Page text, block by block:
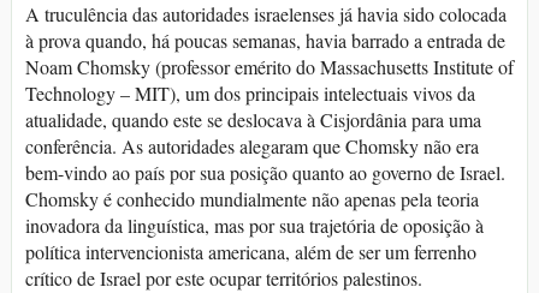
A truculência das autoridades israelenses já havia sido colocada
à prova quando, há poucas semanas, havia barrado a entrada de
Noam Chomsky (professor emérito do Massachusetts Institute of
Technology – MIT), um dos principais intelectuais vivos da
atualidade, quando este se deslocava à Cisjordânia para uma
conferência. As autoridades alegaram que Chomsky não era
bem-vindo ao país por sua posição quanto ao governo de Israel.
Chomsky é conhecido mundialmente não apenas pela teoria
inovadora da linguística, mas por sua trajetória de oposição à
política intervencionista americana, além de ser um ferrenho
crítico de Israel por este ocupar territórios palestinos.